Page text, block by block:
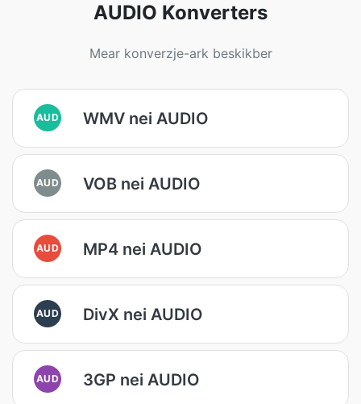
AUDIO Konverters
Mear konverzje-ark beskikber
AUD WMV nei AUDIO
AUD VOB nei AUDIO
AUD MP4 nei AUDIO
AUD DivX nei AUDIO
AUD 3GP nei AUDIO